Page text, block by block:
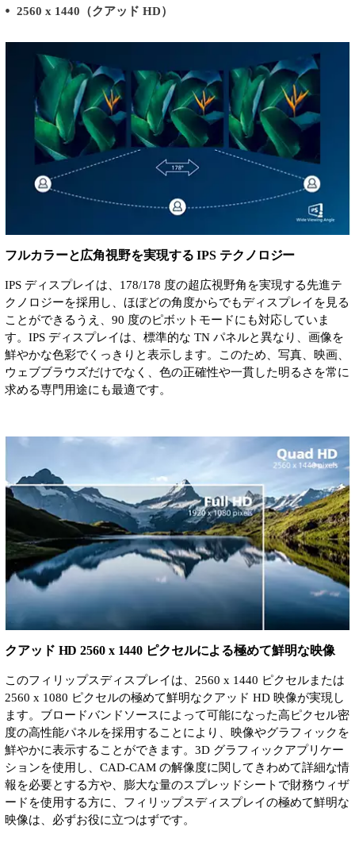
2560 x 1440（クアッド HD）
フルカラーと広角視野を実現する IPS テクノロジー
IPS ディスプレイは、178/178 度の超広視野角を実現する先進テ
クノロジーを採用し、ほぼどの角度からでもディスプレイを見る
ことができるうえ、90 度のピボットモードにも対応していま
す。IPS ディスプレイは、標準的な TN パネルと異なり、画像を
鮮やかな色彩でくっきりと表示します。このため、写真、映画、
ウェブブラウズだけでなく、色の正確性や一貫した明るさを常に
求める専門用途にも最適です。
クアッド HD 2560 x 1440 ピクセルによる極めて鮮明な映像
このフィリップスディスプレイは、2560 x 1440 ピクセルまたは
2560 x 1080 ピクセルの極めて鮮明なクアッド HD 映像が実現し
ます。ブロードバンドソースによって可能になった高ピクセル密
度の高性能パネルを採用することにより、映像やグラフィックを
鮮やかに表示することができます。3D グラフィックアプリケー
ションを使用し、CAD-CAM の解像度に関してきわめて詳細な情
報を必要とする方や、膨大な量のスプレッドシートで財務ウィザ
ードを使用する方に、フィリップスディスプレイの極めて鮮明な
映像は、必ずお役に立つはずです。